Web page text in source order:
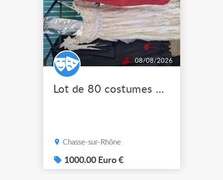
08/08/2026
Lot de 80 costumes de scène pro
Chasse-sur-Rhône
1000.00 Euro €